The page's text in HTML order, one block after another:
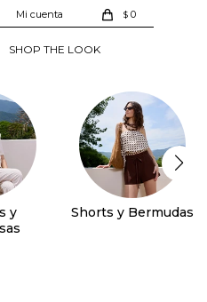
SHOP THE LOOK
$ 0
y
Shorts y Bermudas